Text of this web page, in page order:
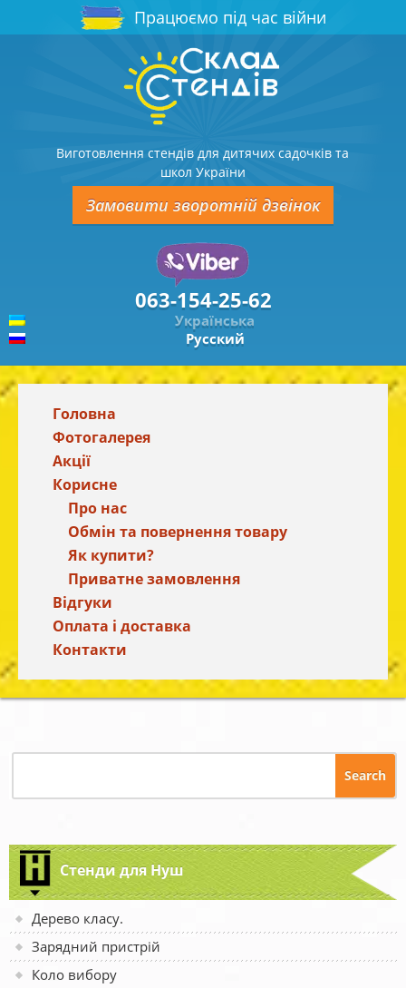
Працюємо під час війни
Виготовлення стендів для дитячих садочків та
школ України
Замовити зворотній дзвінок
063-154-25-62
Українська
Русский
Головна
Фотогалерея
Акції
Корисне
Про нас
Обмін та повернення товару
Як купити?
Приватне замовлення
Відгуки
Оплата і доставка
Контакти
Стенди для Нуш
Дерево класу.
Зарядний пристрій
Коло вибору